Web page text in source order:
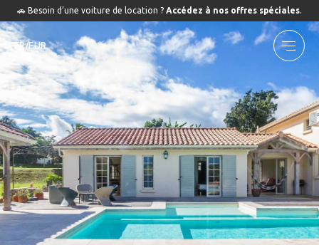
🚗 Besoin d’une voiture de location ? Accédez à nos offres spéciales.
FR/EUR